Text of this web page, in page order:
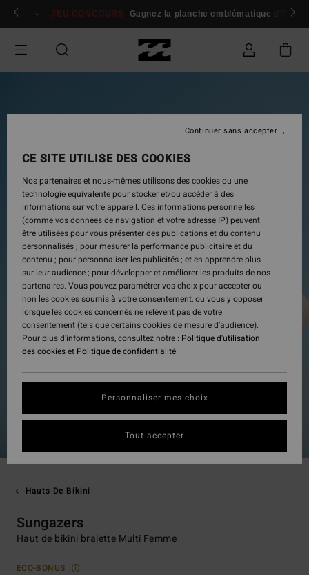
Passer
produit
Se connecter / s'inscrire
JEU CONCOURS Gagnez la planche emblématique d'Andy
Hauts De Bikini
Sungazers
Haut de bikini bralette Multi Femme
ECO-BONUS
CE SITE UTILISE DES COOKIES
Nos partenaires et nous-mêmes utilisons des cookies ou une
technologie équivalente pour stocker et/ou accéder à des
informations sur votre appareil. Ces informations personnelles
(comme vos données de navigation et votre adresse IP) peuvent
être utilisées pour vous présenter des publications et du contenu
personnalisés ; pour mesurer la performance publicitaire et du
contenu ; pour personnaliser les publicités ; et en apprendre plus
sur leur audience ; pour développer et améliorer les produits de nos
partenaires. Vous pouvez paramétrer vos choix pour accepter ou
non les cookies soumis à votre consentement, ou vous y opposer
lorsque les cookies concernés ne relèvent pas de votre
consentement (tels que certains cookies de mesure d’audience).
Pour plus d'informations, consultez notre : Politique d'utilisation
des cookieset Politique de confidentialité
Personnaliser mes choix
Continuer sans accepter
Tout accepter